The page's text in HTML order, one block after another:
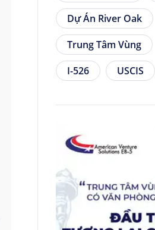
Dự Án River Oak
Trung Tâm Vùng
I-526
USCIS